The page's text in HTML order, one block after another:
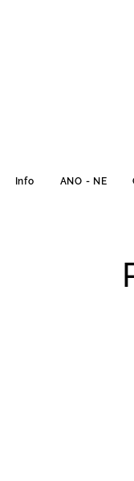
Info ANO - NE